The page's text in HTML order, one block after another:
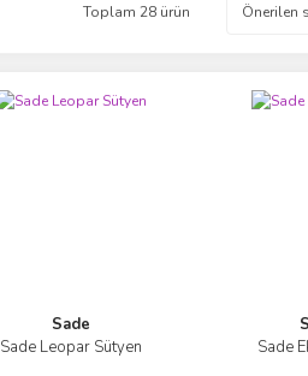
Toplam 28 ürün
Sade
Sade Leopar Sütyen
İncele
Sade